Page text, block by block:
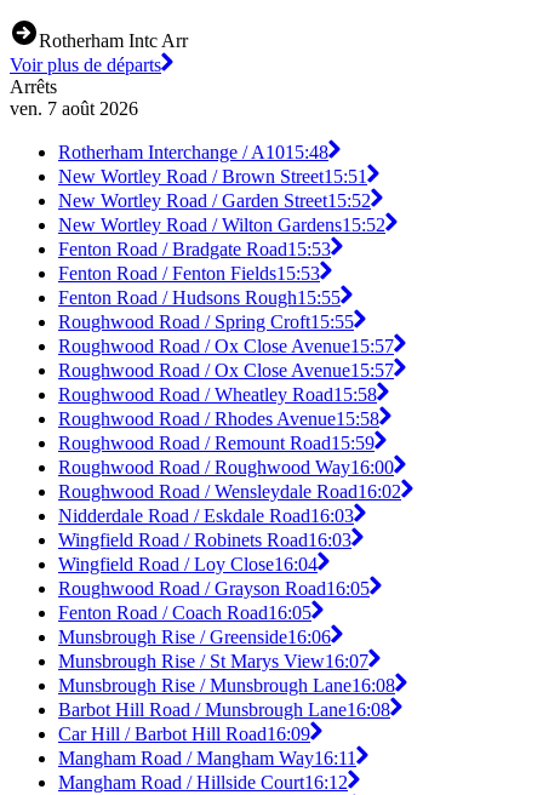
Rotherham Intc Arr
Voir plus de départs
Arrêts
ven. 7 août 2026
Rotherham Interchange / A1015:48
New Wortley Road / Brown Street15:51
New Wortley Road / Garden Street15:52
New Wortley Road / Wilton Gardens15:52
Fenton Road / Bradgate Road15:53
Fenton Road / Fenton Fields15:53
Fenton Road / Hudsons Rough15:55
Roughwood Road / Spring Croft15:55
Roughwood Road / Ox Close Avenue15:57
Roughwood Road / Ox Close Avenue15:57
Roughwood Road / Wheatley Road15:58
Roughwood Road / Rhodes Avenue15:58
Roughwood Road / Remount Road15:59
Roughwood Road / Roughwood Way16:00
Roughwood Road / Wensleydale Road16:02
Nidderdale Road / Eskdale Road16:03
Wingfield Road / Robinets Road16:03
Wingfield Road / Loy Close16:04
Roughwood Road / Grayson Road16:05
Fenton Road / Coach Road16:05
Munsbrough Rise / Greenside16:06
Munsbrough Rise / St Marys View16:07
Munsbrough Rise / Munsbrough Lane16:08
Barbot Hill Road / Munsbrough Lane16:08
Car Hill / Barbot Hill Road16:09
Mangham Road / Mangham Way16:11
Mangham Road / Hillside Court16:12